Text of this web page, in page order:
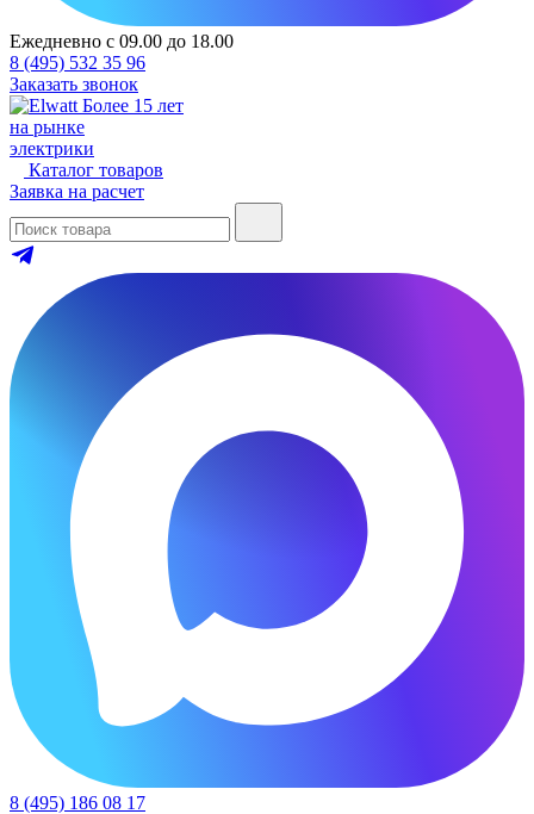
Ежедневно с 09.00 до 18.00
8 (495) 532 35 96
Заказать звонок
Более 15 лет
на рынке
электрики
Каталог товаров
Заявка на расчет
8 (495) 186 08 17